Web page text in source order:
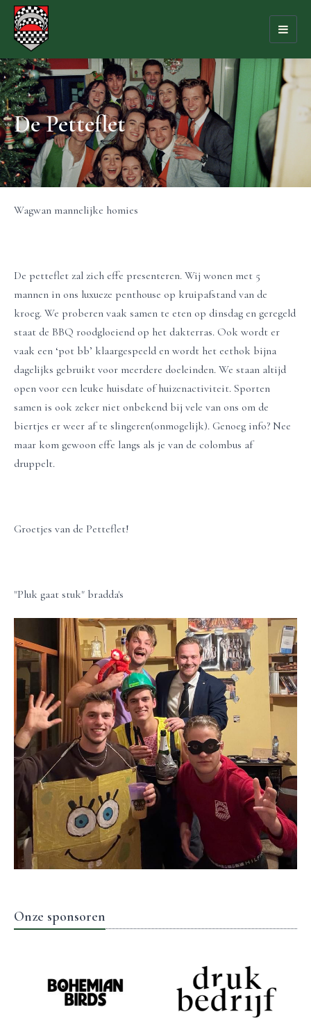
De Petteflet
Wagwan mannelijke homies
De petteflet zal zich effe presenteren. Wij wonen met 5
mannen in ons luxueze penthouse op kruipafstand van de
kroeg. We proberen vaak samen te eten op dinsdag en geregeld
staat de BBQ roodgloeiend op het dakterras. Ook wordt er
vaak een ‘pot bb’ klaargespeeld en wordt het eethok bijna
dagelijks gebruikt voor meerdere doeleinden. We staan altijd
open voor een leuke huisdate of huizenactiviteit. Sporten
samen is ook zeker niet onbekend bij vele van ons om de
biertjes er weer af te slingeren(onmogelijk). Genoeg info? Nee
maar kom gewoon effe langs als je van de colombus af
druppelt.
Groetjes van de Petteflet!
"Pluk gaat stuk" bradda's
Onze sponsoren